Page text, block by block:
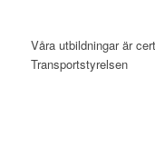
Våra utbildningar är
Transportstyrelsen